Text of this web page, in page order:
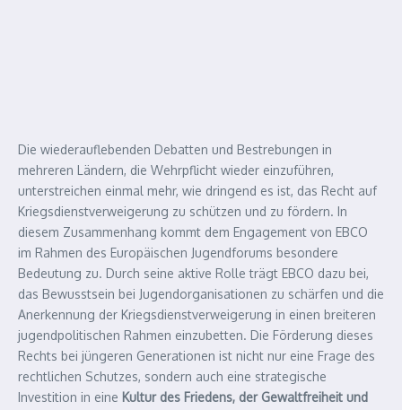
Die wiederauflebenden Debatten und Bestrebungen in
mehreren Ländern, die Wehrpflicht wieder einzuführen,
unterstreichen einmal mehr, wie dringend es ist, das Recht auf
Kriegsdienstverweigerung zu schützen und zu fördern. In
diesem Zusammenhang kommt dem Engagement von EBCO
im Rahmen des Europäischen Jugendforums besondere
Bedeutung zu. Durch seine aktive Rolle trägt EBCO dazu bei,
das Bewusstsein bei Jugendorganisationen zu schärfen und die
Anerkennung der Kriegsdienstverweigerung in einen breiteren
jugendpolitischen Rahmen einzubetten. Die Förderung dieses
Rechts bei jüngeren Generationen ist nicht nur eine Frage des
rechtlichen Schutzes, sondern auch eine strategische
Investition in eine Kultur des Friedens, der Gewaltfreiheit und